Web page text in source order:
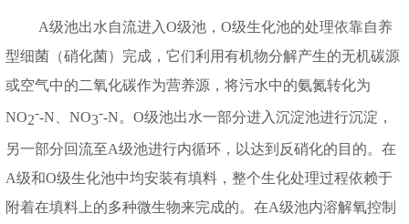
A级池出水自流进入O级池， O级生化池的处理依靠自养
型细菌（硝化菌）完成，它们利用有机物分解产生的无机碳源
或空气中的二氧化碳作为营养源，将污水中的氨氮转化为
NO2--N、 NO3--N。 O级池出水一部分进入沉淀池进行沉淀，
另一部分回流至A级池进行内循环，以达到反硝化的目的。在
A级和O级生化池中均安装有填料，整个生化处理过程依赖于
附着在填料上的多种微生物来完成的。在A级池内溶解氧控制